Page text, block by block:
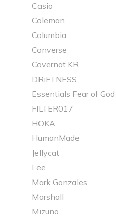
Casio
Coleman
Columbia
Converse
Covernat KR
DRiFTNESS
Essentials Fear of God
FILTER017
HOKA
HumanMade
Jellycat
Lee
Mark Gonzales
Marshall
Mizuno